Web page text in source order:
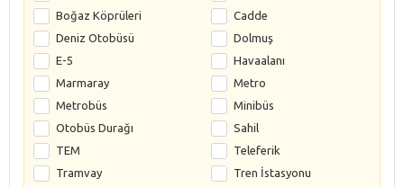
Boğaz Köprüleri
Cadde
Deniz Otobüsü
Dolmuş
E-5
Havaalanı
Marmaray
Metro
Metrobüs
Minibüs
Otobüs Durağı
Sahil
TEM
Teleferik
Tramvay
Tren İstasyonu